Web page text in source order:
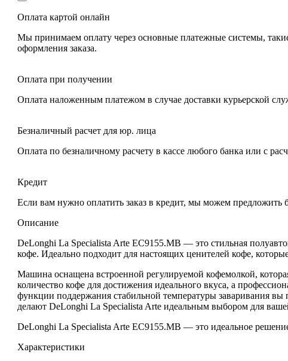
Оплата картой онлайн
Мы принимаем оплату через основные платежные системы,
оформления заказа.
Оплата при получении
Оплата наложенным платежом в случае доставки курьерской
Безналичный расчет для юр. лица
Оплата по безналичному расчету в кассе любого банка или с
Кредит
Если вам нужно оплатить заказ в кредит, мы можем
Описание
DeLonghi La Specialista Arte EC9155.MB — это стильная
кофе. Идеально подходит для настоящих ценителей кофе,
Машина оснащена встроенной регулируемой кофемолкой,
количество кофе для достижения идеального вкуса, а
функции поддержания стабильной температуры заваривания
делают DeLonghi La Specialista Arte идеальным выбором для
DeLonghi La Specialista Arte EC9155.MB — это идеальное
Характеристики